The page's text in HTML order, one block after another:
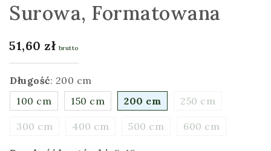
Surowa, Formatowana
51,60 zł brutto
Długość: 200 cm
100 cm
150 cm 200 cm 250 cm
300 cm 400 cm 500 cm 600 cm